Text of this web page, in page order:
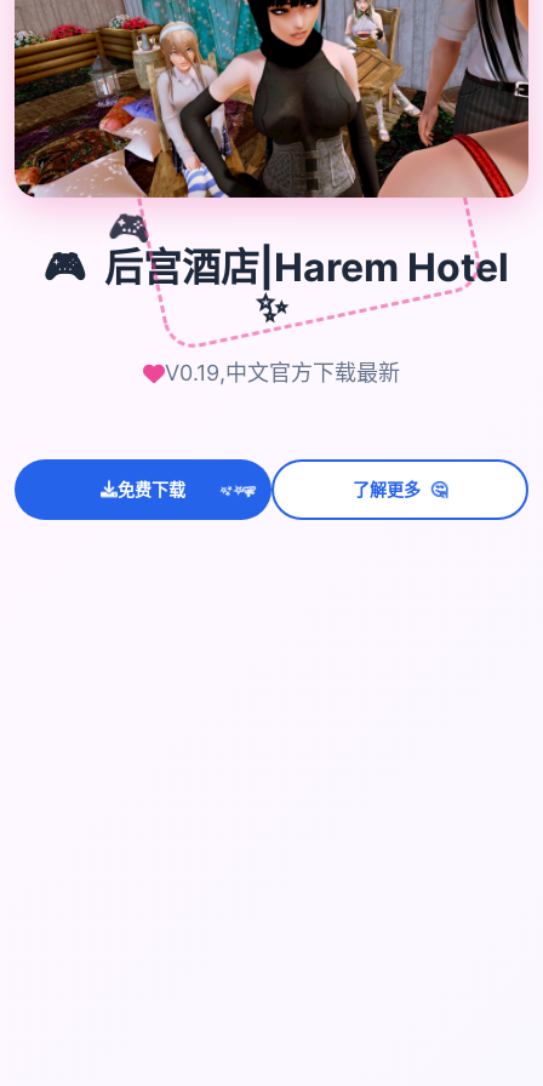
🎮
🎮 后宫酒店|Harem Hotel
✨
V0.19,中文官方下载最新
免费下载 ✨⭐💫 了解更多 🤔